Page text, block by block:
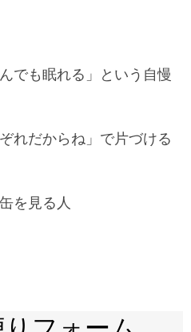
でも眠れる」という自慢
れだからね」で片づける
を見る人